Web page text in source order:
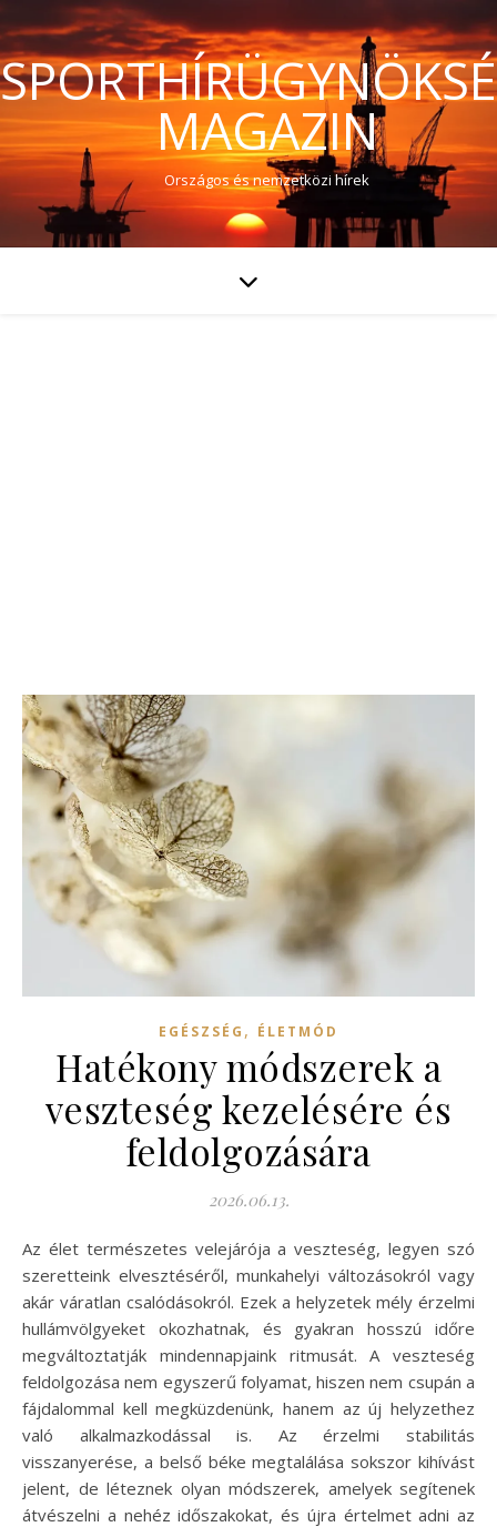
MAGAZIN
Országos és nemzetközi hírek
EGÉSZSÉG , ÉLETMÓD
Hatékony módszerek a
veszteség kezelésére és
feldolgozására
2026.06.13.
Az élet természetes velejárója a veszteség, legyen szó
szeretteink elvesztéséről, munkahelyi változásokról vagy
akár váratlan csalódásokról. Ezek a helyzetek mély érzelmi
hullámvölgyeket okozhatnak, és gyakran hosszú időre
megváltoztatják mindennapjaink ritmusát. A veszteség
feldolgozása nem egyszerű folyamat, hiszen nem csupán a
fájdalommal kell megküzdenünk, hanem az új helyzethez
való alkalmazkodással is. Az érzelmi stabilitás
visszanyerése, a belső béke megtalálása sokszor kihívást
jelent, de léteznek olyan módszerek, amelyek segítenek
átvészelni a nehéz időszakokat, és újra értelmet adni az